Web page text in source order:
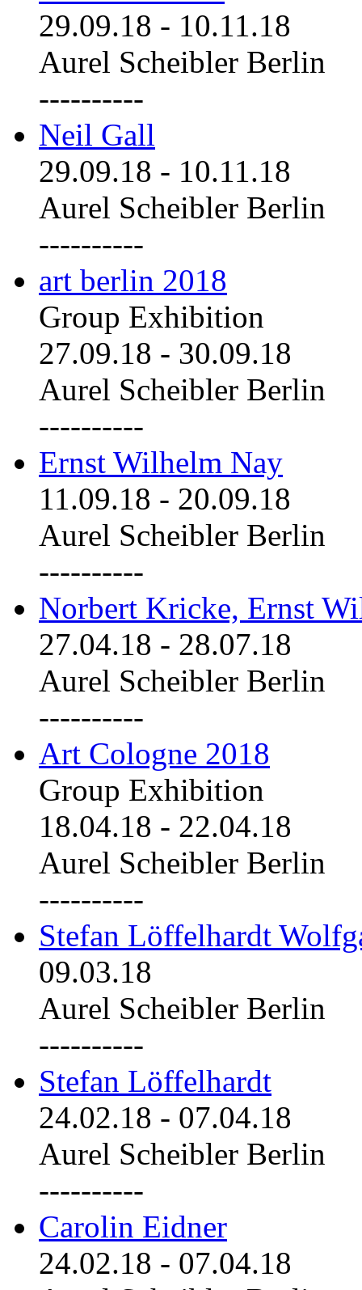
29.09.18 - 10.11.18
Aurel Scheibler Berlin
----------
Neil Gall
29.09.18 - 10.11.18
Aurel Scheibler Berlin
----------
art berlin 2018
Group Exhibition
27.09.18 - 30.09.18
Aurel Scheibler Berlin
----------
Ernst Wilhelm Nay
11.09.18 - 20.09.18
Aurel Scheibler Berlin
----------
Norbert Kricke, Ernst
27.04.18 - 28.07.18
Aurel Scheibler Berlin
----------
Art Cologne 2018
Group Exhibition
18.04.18 - 22.04.18
Aurel Scheibler Berlin
----------
Stefan Löffelhardt
09.03.18
Aurel Scheibler Berlin
----------
Stefan Löffelhardt
24.02.18 - 07.04.18
Aurel Scheibler Berlin
----------
Carolin Eidner
24.02.18 - 07.04.18